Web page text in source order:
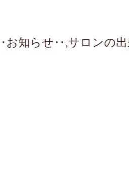
お知らせ‥ ,サロンの